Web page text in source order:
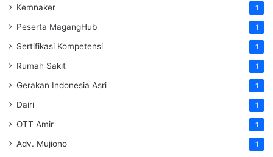
Kemnaker 1
Peserta MagangHub 1
Sertifikasi Kompetensi 1
Rumah Sakit 1
Gerakan Indonesia Asri 1
Dairi 1
OTT Amir 1
Adv. Mujiono 1